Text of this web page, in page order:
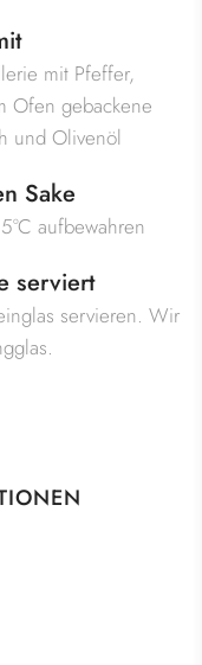
mit Pfeffer,
Ofen gebackene
und Olivenöl
Sake
aufbewahren
serviert
servieren. Wir